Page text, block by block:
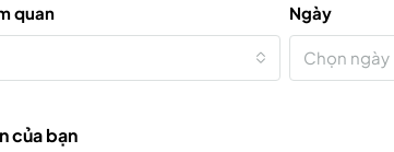
quan Ngày
Chọn ngày
của bạn